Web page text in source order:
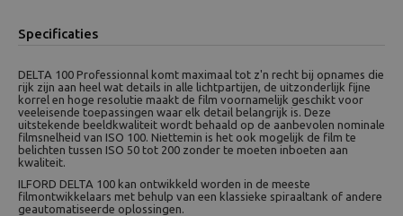
Specificaties
DELTA 100 Professionnal komt maximaal tot z'n recht bij opnames die
rijk zijn aan heel wat details in alle lichtpartijen, de uitzonderlijk fijne
korrel en hoge resolutie maakt de film voornamelijk geschikt voor
veeleisende toepassingen waar elk detail belangrijk is. Deze
uitstekende beeldkwaliteit wordt behaald op de aanbevolen nominale
filmsnelheid van ISO 100. Niettemin is het ook mogelijk de film te
belichten tussen ISO 50 tot 200 zonder te moeten inboeten aan
kwaliteit.
ILFORD DELTA 100 kan ontwikkeld worden in de meeste
filmontwikkelaars met behulp van een klassieke spiraaltank of andere
geautomatiseerde oplossingen.